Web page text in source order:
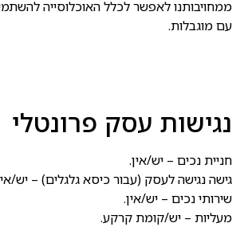
ממחויבותנו לאפשר לכלל האוכלוסייה
עם מוגבלות.
נגישות עסק פרונטלי
חניית נכים – יש/אין.
גישה נגישה לעסק (עבור כיסא גלגלים) – יש/
שירותי נכים – יש/אין.
מעליות – יש/קומת קרקע.